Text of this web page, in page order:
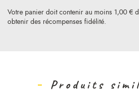
Votre panier doit contenir au moins 1,00 €
obtenir des récompenses fidélité.
Produits